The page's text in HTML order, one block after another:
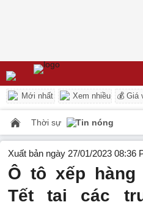
Mới nhất Xem nhiều 💰 Giá
Thời sự Tin nóng
Xuất bản ngày 27/01/2023 08:36
Ô tô xếp
Tết tại các